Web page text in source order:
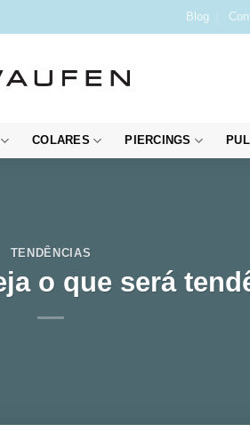
Blog
COLARES PIERCINGS
TENDÊNCIAS
o que será